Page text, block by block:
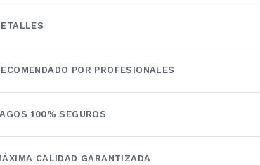
POR PROFESIONALES
100% SEGUROS
CALIDAD GARANTIZADA